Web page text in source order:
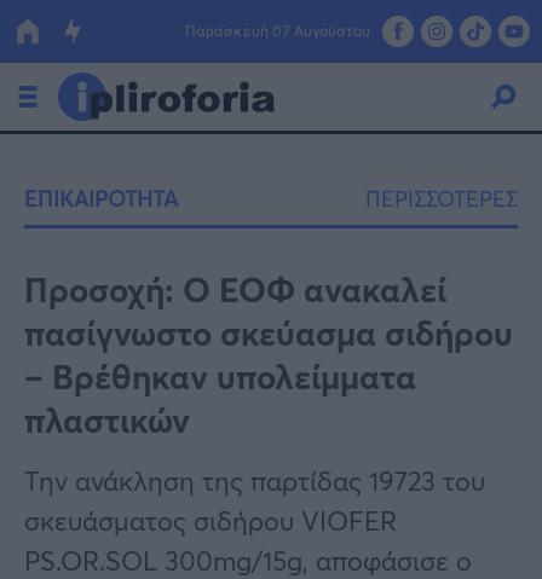
Παρασκευή 07 Αυγούστου
Οικονομία
Πολιτική
Τράπεζες
Επιδοτήσεις
Κόσμος
Lifestyle
Αθλητικά
Υγεία
ΕΠΙΚΑΙΡΟΤΗΤΑ ΠΕΡΙΣΣΟΤΕΡΕΣ
Προσοχή: Ο ΕΟΦ ανακαλεί
πασίγνωστο σκεύασμα σιδήρου
– Βρέθηκαν υπολείμματα
πλαστικών
Την ανάκληση της παρτίδας 19723 του
σκευάσματος σιδήρου VIOFER
PS.OR.SOL 300mg/15g, αποφάσισε ο